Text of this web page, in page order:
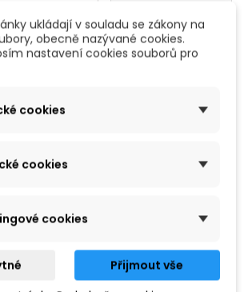
Zobrazení 1-1 z 1 položek
ukládají v souladu se zákony na
obecně nazývané cookies.
nastavení cookies souborů pro
cookies
cookies
cookies
Přijmout vše